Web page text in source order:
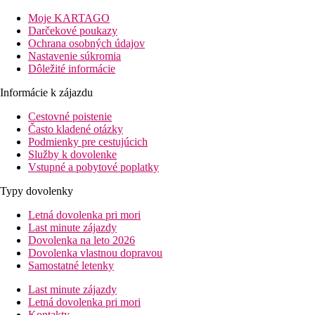
Izby
Dvojlôžková izba:kúpeľňa/WC (sušič vlasov), TV/sat., telefón,
Ostatné typy izieb(pokiaľ nie je uvedené inak, majú izby vyššie
Apartmán, kuchynský kút:
Stravovanie
Raňajky
kontinentálne raňajky
Bezlepkovú / bezlaktózovú stravu treba vyžiadať.
Zábava
Zábavné možnosti v centre Funchal.
Zvláštnosti
Hostia môžu využívať služby partnerského hotela Quinta
Web
Funchal Design Hotel
Oficiálna kategória
4 hviezdičky
Moje KARTAGO
Darčekové poukazy
Ochrana osobných údajov
Nastavenie súkromia
Dôležité informácie
Informácie k zájazdu
Cestovné poistenie
Často kladené otázky
Podmienky pre cestujúcich
Služby k dovolenke
Vstupné a pobytové poplatky
Typy dovolenky
Letná dovolenka pri mori
Last minute zájazdy
Dovolenka na leto 2026
Dovolenka vlastnou dopravou
Samostatné letenky
Last minute zájazdy
Letná dovolenka pri mori